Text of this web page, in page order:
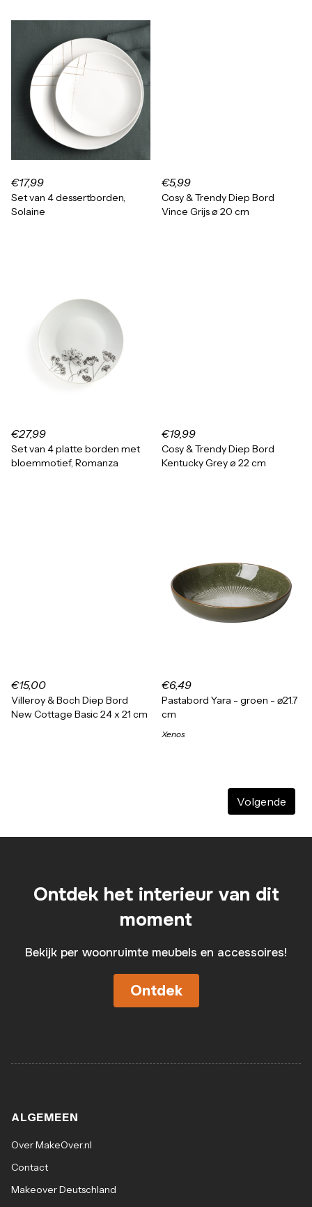
€17,99
Set van 4 dessertborden,
Solaine
€5,99
Cosy & Trendy Diep Bord
Vince Grijs ø 20 cm
€27,99
Set van 4 platte borden met
bloemmotief, Romanza
€19,99
Cosy & Trendy Diep Bord
Kentucky Grey ø 22 cm
€15,00
Villeroy & Boch Diep Bord
New Cottage Basic 24 x 21 cm
€6,49
Pastabord Yara - groen - ⌀21.7
cm
Xenos
Volgende
Ontdek het interieur van dit
moment
Bekijk per woonruimte meubels en accessoires!
Ontdek
ALGEMEEN
Over MakeOver.nl
Contact
Makeover Deutschland